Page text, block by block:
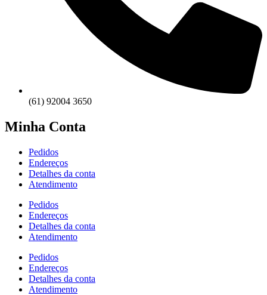
(61) 92004 3650
Minha Conta
Pedidos
Endereços
Detalhes da conta
Atendimento
Pedidos
Endereços
Detalhes da conta
Atendimento
Pedidos
Endereços
Detalhes da conta
Atendimento